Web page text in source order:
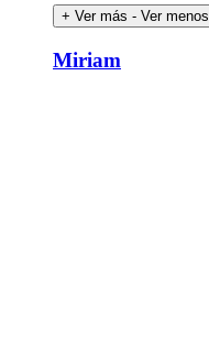
+ Ver más - Ver menos
Miriam